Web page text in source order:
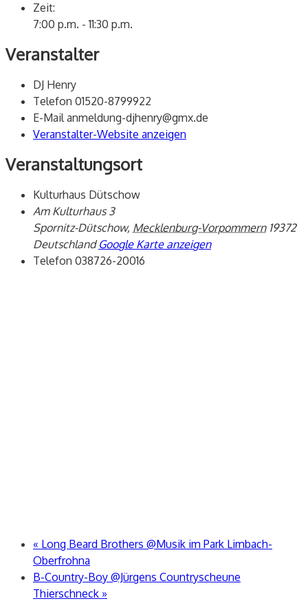
Zeit:
7:00 p.m. - 11:30 p.m.
Veranstalter
DJ Henry
Telefon 01520-8799922
E-Mailanmeldung-djhenry@gmx.de
Veranstalter-Website anzeigen
Veranstaltungsort
Kulturhaus Dütschow
Am Kulturhaus 3
Spornitz-Dütschow, Mecklenburg-Vorpommern 19372
Deutschland Google Karte anzeigen
Telefon 038726-20016
« Long Beard Brothers @Musik im Park Limbach-
Oberfrohna
B-Country-Boy @Jürgens Countryscheune
Thierschneck »